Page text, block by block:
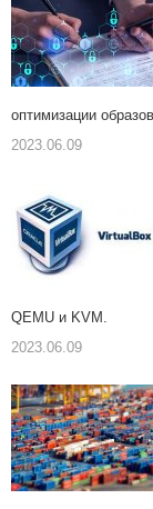
оптимизации
2023.06.09
QEMU и KVM.
2023.06.09